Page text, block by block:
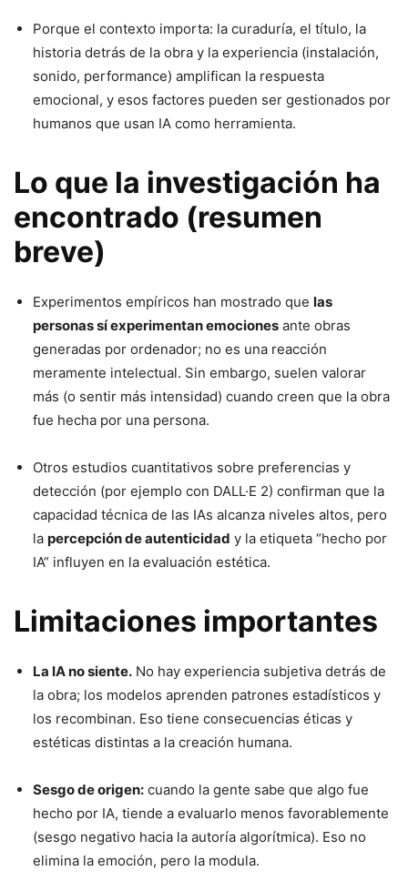
Porque el contexto importa: la curaduría, el título, la
historia detrás de la obra y la experiencia (instalación,
sonido, performance) amplifican la respuesta
emocional, y esos factores pueden ser gestionados por
humanos que usan IA como herramienta.
Lo que la investigación ha
encontrado (resumen
breve)
Experimentos empíricos han mostrado que las
personas sí experimentan emociones ante obras
generadas por ordenador; no es una reacción
meramente intelectual. Sin embargo, suelen valorar
más (o sentir más intensidad) cuando creen que la obra
fue hecha por una persona.
Otros estudios cuantitativos sobre preferencias y
detección (por ejemplo con DALL·E 2) confirman que la
capacidad técnica de las IAs alcanza niveles altos, pero
la percepción de autenticidad y la etiqueta “hecho por
IA” influyen en la evaluación estética.
Limitaciones importantes
La IA no siente. No hay experiencia subjetiva detrás de
la obra; los modelos aprenden patrones estadísticos y
los recombinan. Eso tiene consecuencias éticas y
estéticas distintas a la creación humana.
Sesgo de origen: cuando la gente sabe que algo fue
hecho por IA, tiende a evaluarlo menos favorablemente
(sesgo negativo hacia la autoría algorítmica). Eso no
elimina la emoción, pero la modula.